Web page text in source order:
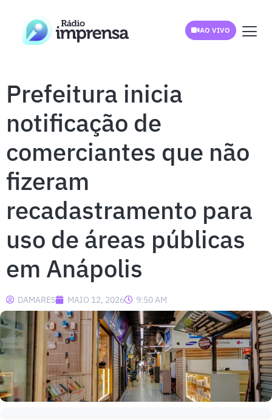
AO VIVO
Prefeitura inicia
notificação de
comerciantes que não
fizeram
recadastramento para
uso de áreas públicas
em Anápolis
DAMARES MAIO 12, 2026 9:50 AM